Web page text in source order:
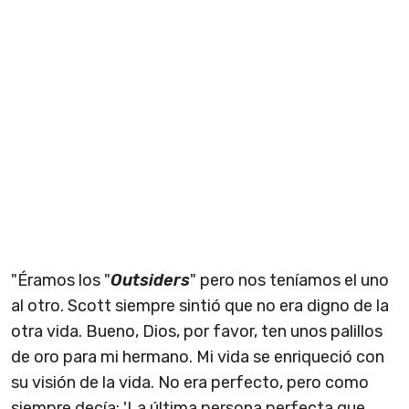
"Éramos los "Outsiders" pero nos teníamos el uno
al otro. Scott siempre sintió que no era digno de la
otra vida. Bueno, Dios, por favor, ten unos palillos
de oro para mi hermano. Mi vida se enriqueció con
su visión de la vida. No era perfecto, pero como